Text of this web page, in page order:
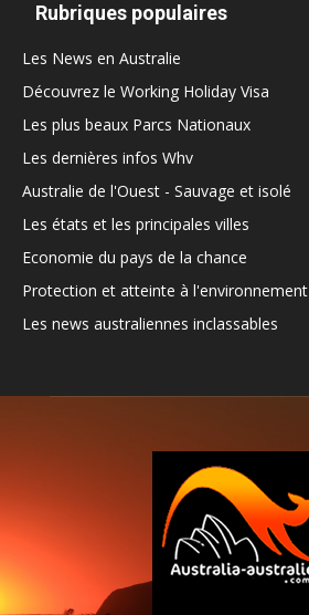
Rubriques populaires
Les News en Australie
Découvrez le Working Holiday Visa
Les plus beaux Parcs Nationaux
Les dernières infos Whv
Australie de l'Ouest - Sauvage et isolé
Les états et les principales villes
Economie du pays de la chance
Protection et atteinte à l'environnement
Les news australiennes inclassables